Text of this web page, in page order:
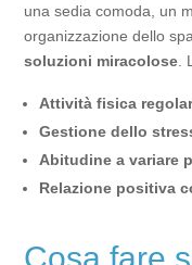
una sedia comoda, un
organizzazione dello
soluzioni miracolose
Attività fisica
Gestione dello
Abitudine a variare
Relazione positiva
Cosa fare